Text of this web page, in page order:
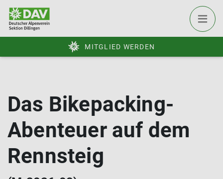
MITGLIED WERDEN
Das Bikepacking-
Abenteuer auf dem
Rennsteig